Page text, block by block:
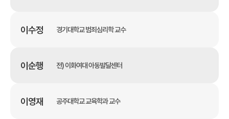
이수정 경기대학교 범죄심리학 교수
이순행 전) 이화여대 아동발달센터
이영재 공주대학교 교육학과 교수